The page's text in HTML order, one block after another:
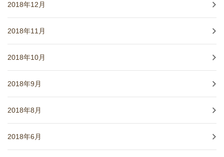
2018年12月
2018年11月
2018年10月
2018年9月
2018年8月
2018年6月